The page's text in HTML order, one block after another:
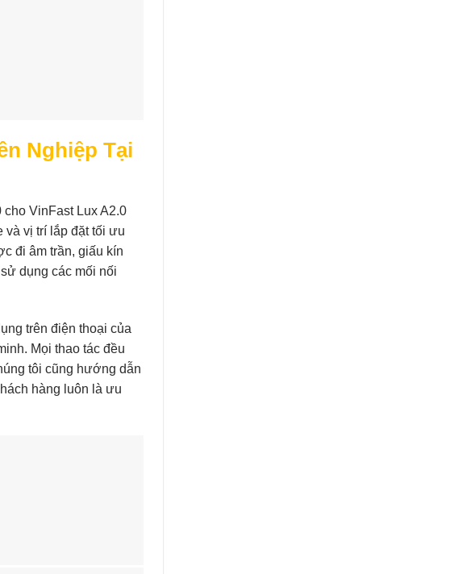
Nghiệp Tại
cho VinFast Lux A2.0
và vị trí lắp đặt tối ưu
đi âm trần, giấu kín
dụng các mối nối
trên điện thoại của
Mọi thao tác đều
tôi cũng hướng dẫn
hàng luôn là ưu